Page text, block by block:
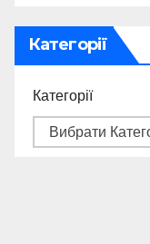
Категорії
Категорії